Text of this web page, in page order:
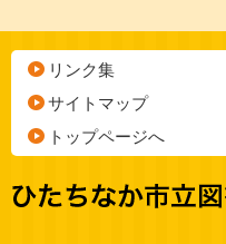
リンク集
サイトマップ
トップページへ